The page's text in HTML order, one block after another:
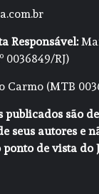
Responsável:
0036849/RJ)
Carmo (MTB
publicados são
seus autores e
ponto de vista do